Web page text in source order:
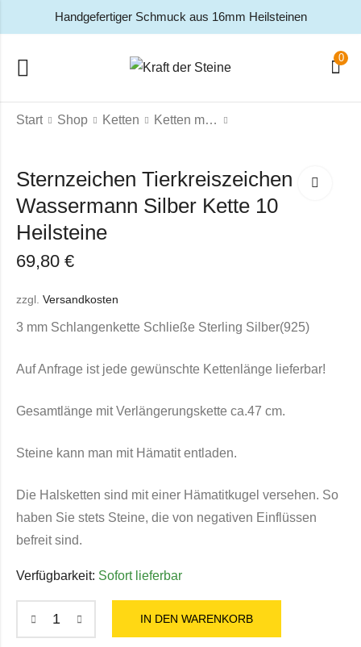
Handgefertiger Schmuck aus 16mm Heilsteinen
0
Start Shop Ketten Ketten mit 10 Heilsteinen
Sternzeichen Tierkreiszeichen
Wassermann Silber Kette 10
Heilsteine
69,80 €
zzgl. Versandkosten
3 mm Schlangenkette Schließe Sterling Silber(925)
Auf Anfrage ist jede gewünschte Kettenlänge lieferbar!
Gesamtlänge mit Verlängerungskette ca.47 cm.
Steine kann man mit Hämatit entladen.
Die Halsketten sind mit einer Hämatitkugel versehen. So
haben Sie stets Steine, die von negativen Einflüssen
befreit sind.
Verfügbarkeit: Sofort lieferbar
IN DEN WARENKORB